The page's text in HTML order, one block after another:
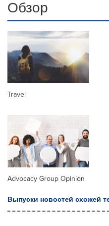
Обзор
Travel
Advocacy Group Opinion
Выпуски новостей схожей